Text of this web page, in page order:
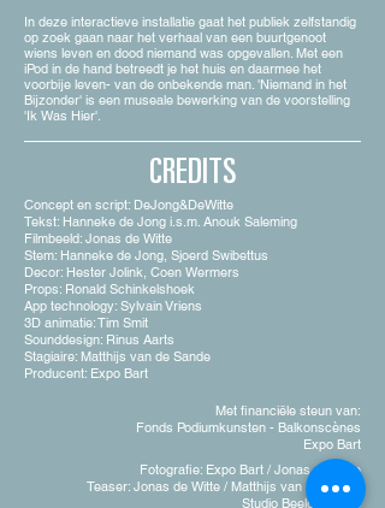
In deze interactieve installatie gaat het publiek zelfstandig
op zoek gaan naar het verhaal van een buurtgenoot
wiens leven en dood niemand was opgevallen. Met een
iPod in de hand betreedt je het huis en daarmee het
voorbije leven- van de onbekende man. 'Niemand in het
Bijzonder' is een museale bewerking van de voorstelling
'Ik Was Hier'.
CREDITS
Concept en script: DeJong&DeWitte
Tekst: Hanneke de Jong i.s.m. Anouk Saleming
Filmbeeld: Jonas de Witte
Stem: Hanneke de Jong, Sjoerd Swibettus
Decor: Hester Jolink, Coen Wermers
Props: Ronald Schinkelshoek
App technology: Sylvain Vriens
3D animatie: Tim Smit
Sounddesign: Rinus Aarts
Stagiaire: Matthijs van de Sande
Producent: Expo Bart
Met financiële steun van:
Fonds Podiumkunsten - Balkonscènes
Expo Bart
Fotografie: Expo Bart / Jonas de Witte
Teaser: Jonas de Witte / Matthijs van de Sande
Studio Beeldontwerp